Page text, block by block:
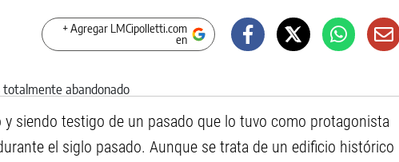
+ Agregar LMCipolletti.com
en
y siendo testigo de un pasado que lo tuvo como protagonista
el siglo pasado. Aunque se trata de un edificio histórico